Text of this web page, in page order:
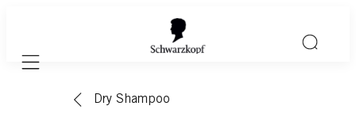
Mobile navigation
Dry Shampoo